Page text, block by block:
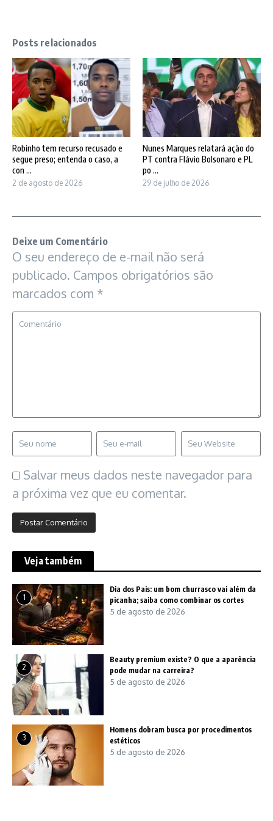
Posts relacionados
Robinho tem recurso recusado e
segue preso; entenda o caso, a
con ...
2 de agosto de 2026
Nunes Marques relatará ação do
PT contra Flávio Bolsonaro e PL
po ...
29 de julho de 2026
Deixe um Comentário
O seu endereço de e-mail não será
publicado. Campos obrigatórios são
marcados com *
Salvar meus dados neste navegador para
a próxima vez que eu comentar.
Veja também
1
Dia dos Pais: um bom churrasco vai além da
picanha; saiba como combinar os cortes
5 de agosto de 2026
2
Beauty premium existe? O que a aparência
pode mudar na carreira?
5 de agosto de 2026
3
Homens dobram busca por procedimentos
estéticos
5 de agosto de 2026